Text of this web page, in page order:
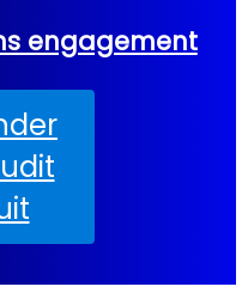
engagement